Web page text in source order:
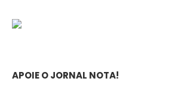
APOIE O JORNAL NOTA!